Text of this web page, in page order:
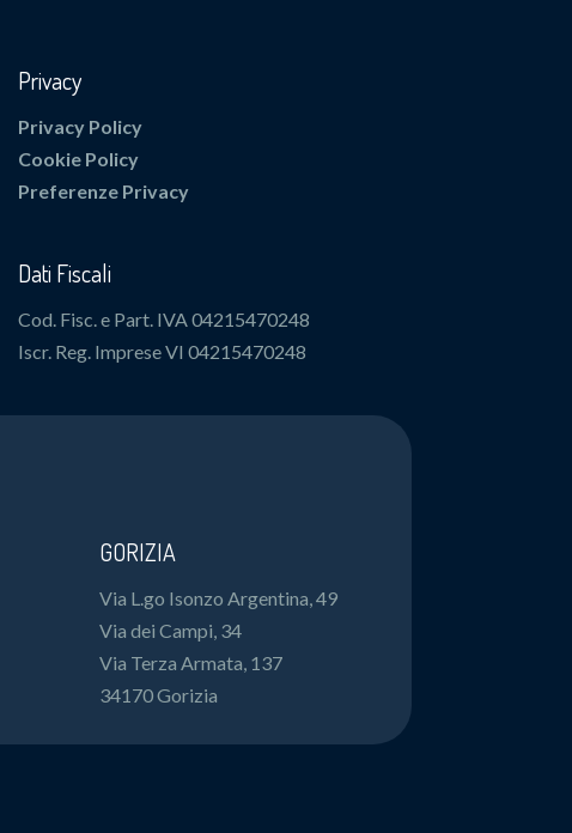
Privacy
Privacy Policy
Cookie Policy
Preferenze Privacy
Dati Fiscali
Cod. Fisc. e Part. IVA 04215470248
Iscr. Reg. Imprese VI 04215470248
GORIZIA
Via L.go Isonzo Argentina, 49
Via dei Campi, 34
Via Terza Armata, 137
34170 Gorizia